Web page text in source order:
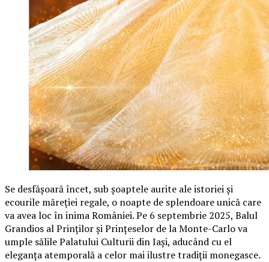
Se desfășoară încet, sub șoaptele aurite ale istoriei și
ecourile măreției regale, o noapte de splendoare unică care
va avea loc în inima României. Pe 6 septembrie 2025, Balul
Grandios al Prinților și Prințeselor de la Monte-Carlo va
umple sălile Palatului Culturii din Iași, aducând cu el
eleganța atemporală a celor mai ilustre tradiții monegasce.